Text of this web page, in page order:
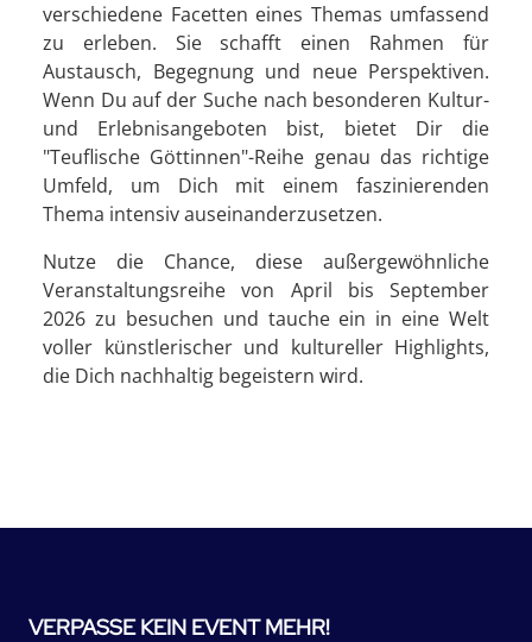
verschiedene Facetten eines Themas umfassend
zu erleben. Sie schafft einen Rahmen für
Austausch, Begegnung und neue Perspektiven.
Wenn Du auf der Suche nach besonderen Kultur-
und Erlebnisangeboten bist, bietet Dir die
"Teuflische Göttinnen"-Reihe genau das richtige
Umfeld, um Dich mit einem faszinierenden
Thema intensiv auseinanderzusetzen.
Nutze die Chance, diese außergewöhnliche
Veranstaltungsreihe von April bis September
2026 zu besuchen und tauche ein in eine Welt
voller künstlerischer und kultureller Highlights,
die Dich nachhaltig begeistern wird.
VERPASSE KEIN EVENT MEHR!